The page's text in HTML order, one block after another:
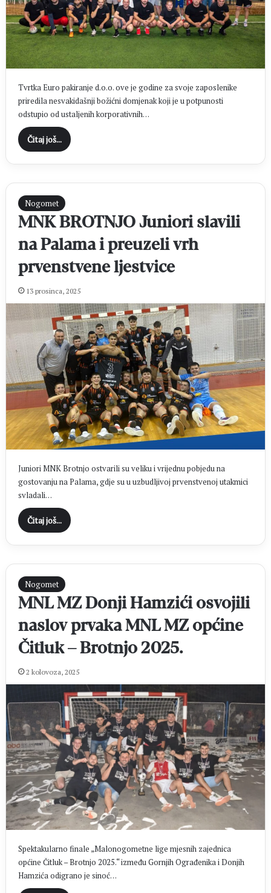
Tvrtka Euro pakiranje d.o.o. ove je godine za svoje zaposlenike
priredila nesvakidašnji božićni domjenak koji je u potpunosti
odstupio od ustaljenih korporativnih…
Čitaj još...
Nogomet
MNK BROTNJO Juniori slavili
na Palama i preuzeli vrh
prvenstvene ljestvice
13 prosinca, 2025
Juniori MNK Brotnjo ostvarili su veliku i vrijednu pobjedu na
gostovanju na Palama, gdje su u uzbudljivoj prvenstvenoj utakmici
svladali…
Čitaj još...
Nogomet
MNL MZ Donji Hamzići osvojili
naslov prvaka MNL MZ općine
Čitluk – Brotnjo 2025.
2 kolovoza, 2025
Spektakularno finale „Malonogometne lige mjesnih zajednica
općine Čitluk – Brotnjo 2025.“ između Gornjih Ograđenika i Donjih
Hamzića odigrano je sinoć…